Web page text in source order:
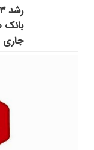
جاری